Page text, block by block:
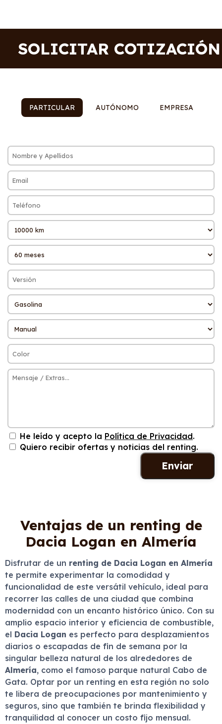
SOLICITAR COTIZACIÓN
PARTICULAR AUTÓNOMO EMPRESA
He leído y acepto la Política de Privacidad.
Quiero recibir ofertas y noticias del renting.
Ventajas de un renting de
Dacia Logan en Almería
Disfrutar de un renting de Dacia Logan en Almería
te permite experimentar la comodidad y
funcionalidad de este versátil vehículo, ideal para
recorrer las calles de una ciudad que combina
modernidad con un encanto histórico único. Con su
amplio espacio interior y eficiencia de combustible,
el Dacia Logan es perfecto para desplazamientos
diarios o escapadas de fin de semana por la
singular belleza natural de los alrededores de
Almería, como el famoso parque natural Cabo de
Gata. Optar por un renting en esta región no solo
te libera de preocupaciones por mantenimiento y
seguros, sino que también te brinda flexibilidad y
tranquilidad al conocer un costo fijo mensual.